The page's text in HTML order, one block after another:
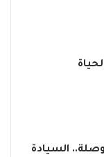
السيادة